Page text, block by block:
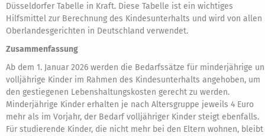
Düsseldorfer Tabelle in Kraft. Diese Tabelle ist ein wichtiges
Hilfsmittel zur Berechnung des Kindesunterhalts und wird von allen
Oberlandesgerichten in Deutschland verwendet.
Zusammenfassung
Ab dem 1. Januar 2026 werden die Bedarfssätze für minderjährige
volljährige Kinder im Rahmen des Kindesunterhalts angehoben, um
den gestiegenen Lebenshaltungskosten gerecht zu werden.
Minderjährige Kinder erhalten je nach Altersgruppe jeweils 4 Euro
mehr als im Vorjahr, der Bedarf volljähriger Kinder steigt ebenfalls.
Für studierende Kinder, die nicht mehr bei den Eltern wohnen, bleibt